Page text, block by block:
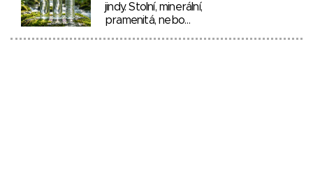
jindy. Stolní, minerální,
pramenitá, nebo…